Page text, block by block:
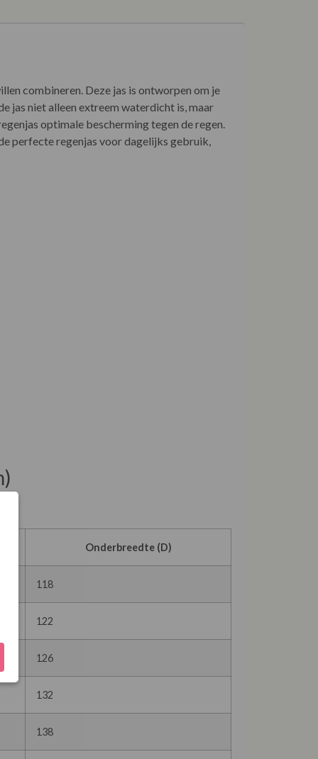
combineren. Deze jas is ontworpen om je
jas niet alleen extreem waterdicht is, maar
optimale bescherming tegen de regen.
perfecte regenjas voor dagelijks gebruik,
Onderbreedte (D)
118
122
126
132
138